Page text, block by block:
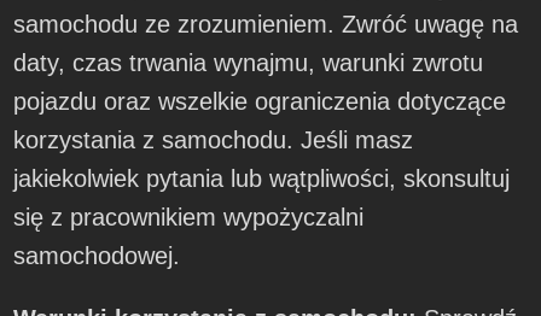
samochodu ze zrozumieniem. Zwróć uwagę na
daty, czas trwania wynajmu, warunki zwrotu
pojazdu oraz wszelkie ograniczenia dotyczące
korzystania z samochodu. Jeśli masz
jakiekolwiek pytania lub wątpliwości, skonsultuj
się z pracownikiem wypożyczalni
samochodowej.